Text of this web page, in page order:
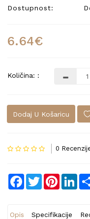
Dostupnost:
6.64€
Količina: :
Dodaj U Košaricu
0
Facebook
Twitter
Opis Specifikacije